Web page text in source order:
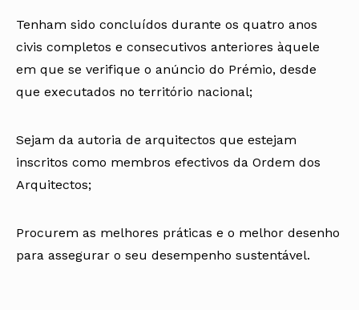
Tenham sido concluídos durante os quatro anos
civis completos e consecutivos anteriores àquele
em que se verifique o anúncio do Prémio, desde
que executados no território nacional;
Sejam da autoria de arquitectos que estejam
inscritos como membros efectivos da Ordem dos
Arquitectos;
Procurem as melhores práticas e o melhor desenho
para assegurar o seu desempenho sustentável.